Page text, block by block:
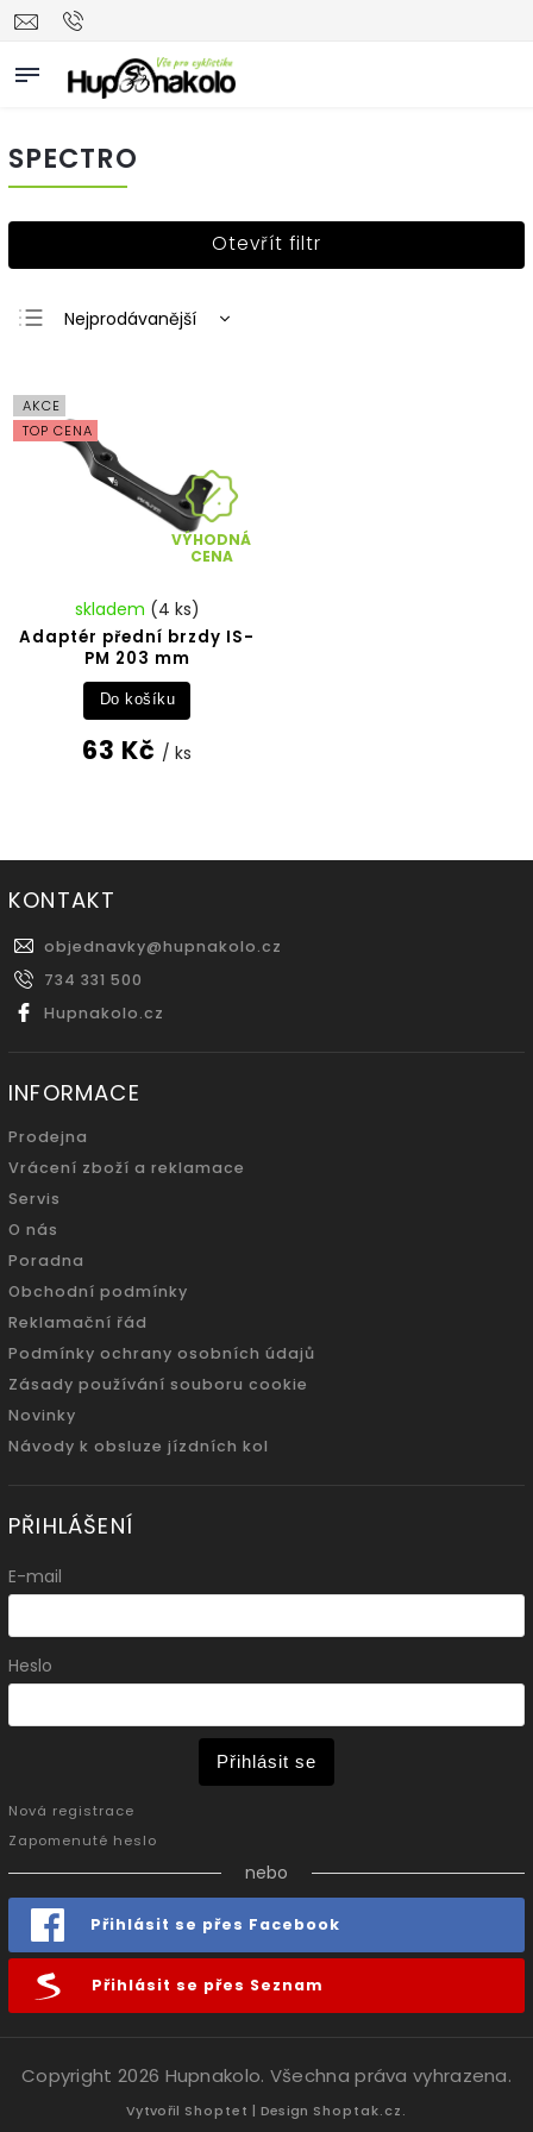
SPECTRO
Otevřít filtr
Nejprodávanější
Nejdražší
Abecedně
AKCE
TOP CENA
VÝHODNÁ
CENA
Adaptér přední brzdy IS-
PM 203 mm
skladem (4 ks)
63 Kč / ks
Do košíku
KONTAKT
objednavky@hupnakolo.cz
734 331 500
Hupnakolo.cz
INFORMACE
Prodejna
Vrácení zboží a reklamace
Servis
O nás
Poradna
Obchodní podmínky
Reklamační řád
Podmínky ochrany osobních údajů
Zásady používání souboru cookie
Novinky
Návody k obsluze jízdních kol
PŘIHLÁŠENÍ
E-mail
Heslo
Přihlásit se
Nová registrace
Zapomenuté heslo
nebo
Přihlásit se přes Facebook
Přihlásit se přes Seznam
Copyright 2026 Hupnakolo. Všechna práva vyhrazena.
Vytvořil Shoptet | Design Shoptak.cz.